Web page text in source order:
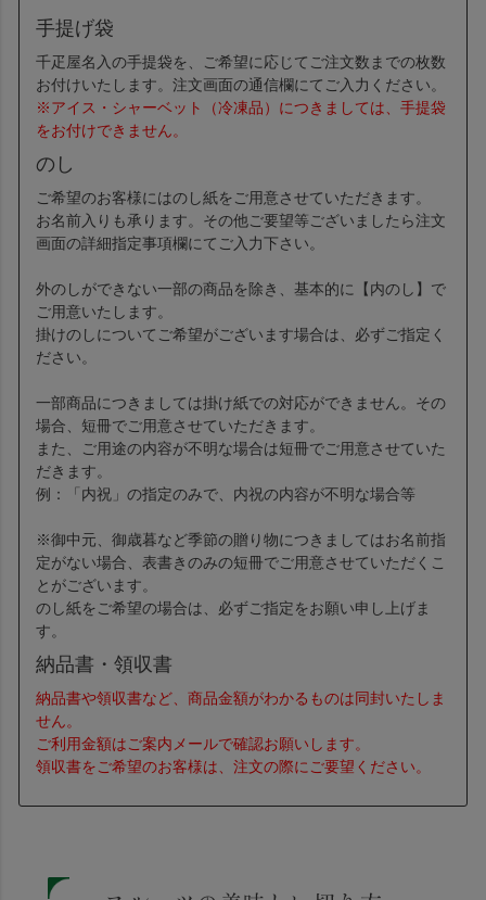
手提げ袋
千疋屋名入の手提袋を、ご希望に応じてご注文数までの枚数
お付けいたします。注文画面の通信欄にてご入力ください。
※アイス・シャーベット（冷凍品）につきましては、手提袋
をお付けできません。
のし
ご希望のお客様にはのし紙をご用意させていただきます。
お名前入りも承ります。その他ご要望等ございましたら注文
画面の詳細指定事項欄にてご入力下さい。
外のしができない一部の商品を除き、基本的に【内のし】で
ご用意いたします。
掛けのしについてご希望がございます場合は、必ずご指定く
ださい。
一部商品につきましては掛け紙での対応ができません。その
場合、短冊でご用意させていただきます。
また、ご用途の内容が不明な場合は短冊でご用意させていた
だきます。
例：「内祝」の指定のみで、内祝の内容が不明な場合等
※御中元、御歳暮など季節の贈り物につきましてはお名前指
定がない場合、表書きのみの短冊でご用意させていただくこ
とがございます。
のし紙をご希望の場合は、必ずご指定をお願い申し上げま
す。
納品書・領収書
納品書や領収書など、商品金額がわかるものは同封いたしま
せん。
ご利用金額はご案内メールで確認お願いします。
領収書をご希望のお客様は、注文の際にご要望ください。